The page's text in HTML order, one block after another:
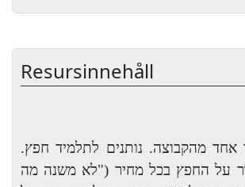
Resursinnehåll
אחד מהקבוצה. נותנים לתלמיד חפץ.
על החפץ בכל מחיר ("לא משנה מה